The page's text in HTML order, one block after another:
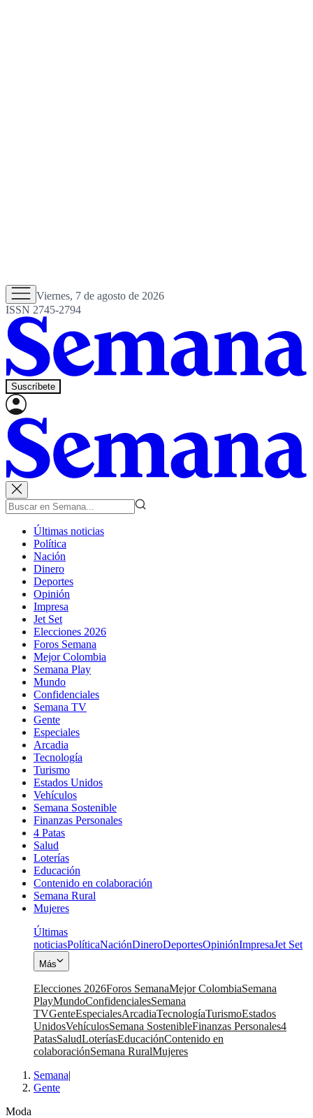
Viernes, 7 de agosto de 2026
ISSN 2745-2794
Suscríbete
Últimas noticias
Política
Nación
Dinero
Deportes
Opinión
Impresa
Jet Set
Elecciones 2026
Foros Semana
Mejor Colombia
Semana Play
Mundo
Confidenciales
Semana TV
Gente
Especiales
Arcadia
Tecnología
Turismo
Estados Unidos
Vehículos
Semana Sostenible
Finanzas Personales
4 Patas
Salud
Loterías
Educación
Contenido en colaboración
Semana Rural
Mujeres
Últimas
noticiasPolíticaNaciónDineroDeportesOpiniónImpresaJet Set
Más
Elecciones 2026Foros SemanaMejor ColombiaSemana
PlayMundoConfidencialesSemana
TVGenteEspecialesArcadiaTecnologíaTurismoEstados
UnidosVehículosSemana SostenibleFinanzas Personales4
PatasSaludLoteríasEducaciónContenido en
colaboraciónSemana RuralMujeres
Semana|
Gente
Moda